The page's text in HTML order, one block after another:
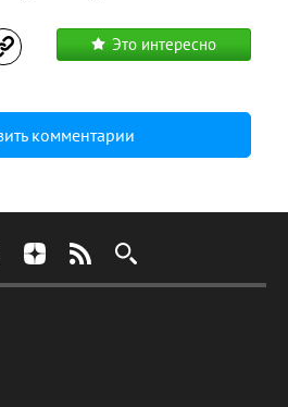
Это интересно
комментарии